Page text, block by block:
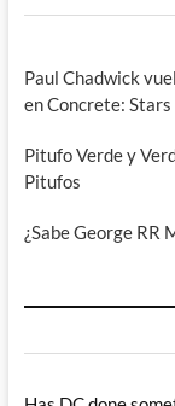
Paul Chadwick
en Concrete:
Pitufo Verde y
Pitufos
¿Sabe George RR